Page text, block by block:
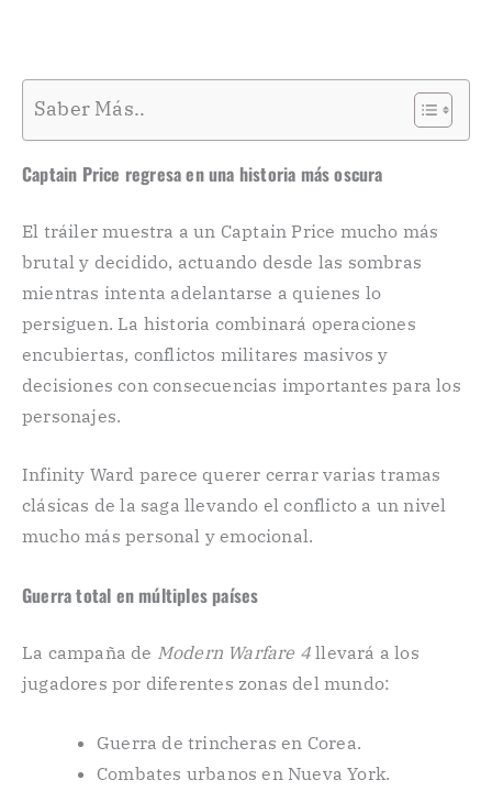
Saber Más..
Captain Price regresa en una historia más oscura
El tráiler muestra a un Captain Price mucho más
brutal y decidido, actuando desde las sombras
mientras intenta adelantarse a quienes lo
persiguen. La historia combinará operaciones
encubiertas, conflictos militares masivos y
decisiones con consecuencias importantes para los
personajes.
Infinity Ward parece querer cerrar varias tramas
clásicas de la saga llevando el conflicto a un nivel
mucho más personal y emocional.
Guerra total en múltiples países
La campaña de Modern Warfare 4 llevará a los
jugadores por diferentes zonas del mundo:
Guerra de trincheras en Corea.
Combates urbanos en Nueva York.